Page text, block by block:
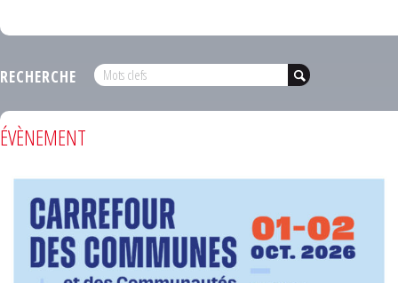
RECHERCHE
ÉVÈNEMENT